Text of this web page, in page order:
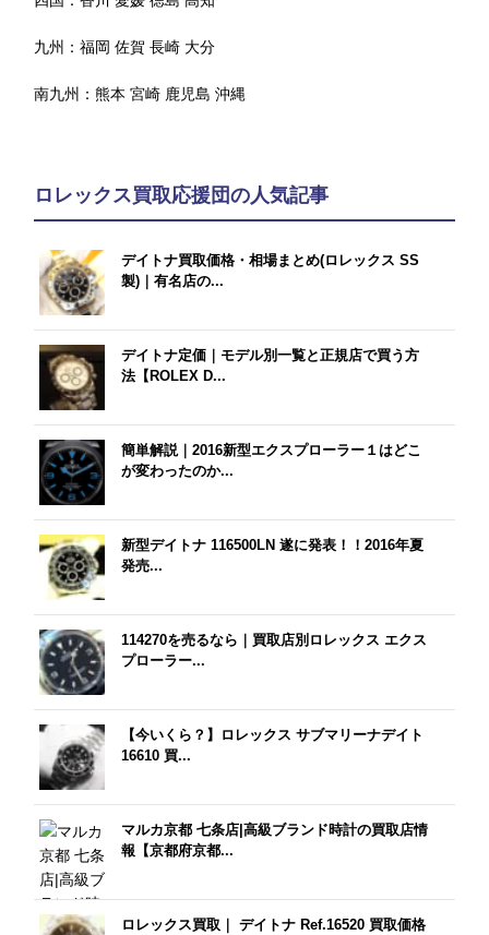
九州：福岡 佐賀 長崎 大分
南九州：熊本 宮崎 鹿児島 沖縄
ロレックス買取応援団の人気記事
デイトナ買取価格・相場まとめ(ロレックス SS
製)｜有名店の...
デイトナ定価｜モデル別一覧と正規店で買う方
法【ROLEX D...
簡単解説｜2016新型エクスプローラー１はどこ
が変わったのか...
新型デイトナ 116500LN 遂に発表！！2016年夏
発売...
114270を売るなら｜買取店別ロレックス エクス
プローラー...
【今いくら？】ロレックス サブマリーナデイト
16610 買...
マルカ京都 七条店|高級ブランド時計の買取店情
報【京都府京都...
ロレックス買取｜ デイトナ Ref.16520 買取価格